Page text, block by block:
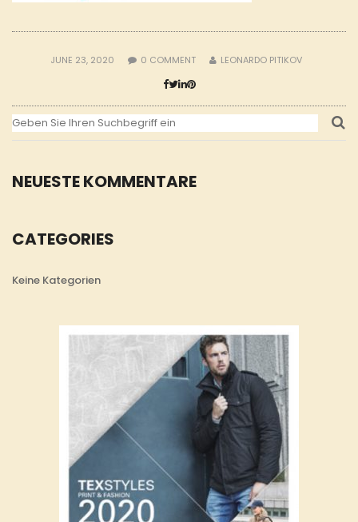
NEUESTE KOMMENTARE
CATEGORIES
Keine Kategorien
JUNE 23, 2020 0 COMMENT LEONARDO PITIKOV